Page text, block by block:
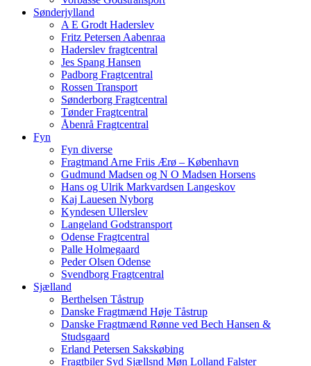
Sønderjylland
A E Grodt Haderslev
Fritz Petersen Aabenraa
Haderslev fragtcentral
Jes Spang Hansen
Padborg Fragtcentral
Rossen Transport
Sønderborg Fragtcentral
Tønder Fragtcentral
Åbenrå Fragtcentral
Fyn
Fyn diverse
Fragtmand Arne Friis Ærø – København
Gudmund Madsen og N O Madsen Horsens
Hans og Ulrik Markvardsen Langeskov
Kaj Lauesen Nyborg
Kyndesen Ullerslev
Langeland Godstransport
Odense Fragtcentral
Palle Holmegaard
Peder Olsen Odense
Svendborg Fragtcentral
Sjælland
Berthelsen Tåstrup
Danske Fragtmænd Høje Tåstrup
Danske Fragtmænd Rønne ved Bech Hansen &
Studsgaard
Erland Petersen Sakskøbing
Fragtbiler Syd Sjællsnd Møn Lolland Falster